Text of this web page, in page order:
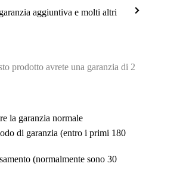
aggiuntiva e molti altri
prodotto avrete una garanzia di 2
la garanzia normale
di garanzia (entro i primi 180
(normalmente sono 30